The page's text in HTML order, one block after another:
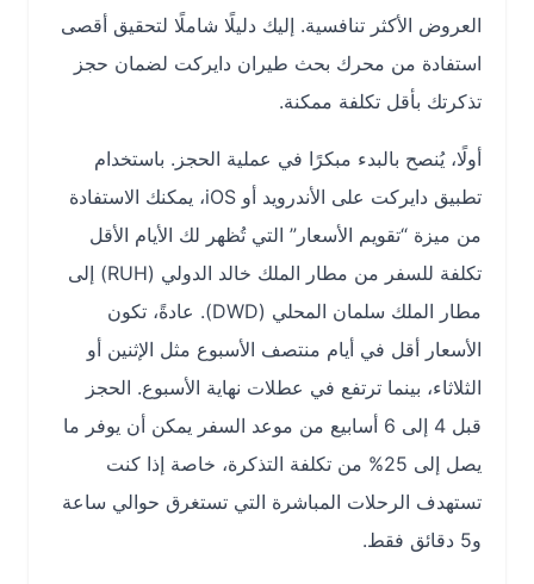
العروض الأكثر تنافسية. إليك دليلًا شاملًا لتحقيق أقصى
استفادة من محرك بحث طيران دايركت لضمان حجز
تذكرتك بأقل تكلفة ممكنة.
أولًا، يُنصح بالبدء مبكرًا في عملية الحجز. باستخدام
تطبيق دايركت على الأندرويد أو iOS، يمكنك الاستفادة
من ميزة “تقويم الأسعار” التي تُظهر لك الأيام الأقل
تكلفة للسفر من مطار الملك خالد الدولي (RUH) إلى
مطار الملك سلمان المحلي (DWD). عادةً، تكون
الأسعار أقل في أيام منتصف الأسبوع مثل الإثنين أو
الثلاثاء، بينما ترتفع في عطلات نهاية الأسبوع. الحجز
قبل 4 إلى 6 أسابيع من موعد السفر يمكن أن يوفر ما
يصل إلى 25% من تكلفة التذكرة، خاصة إذا كنت
تستهدف الرحلات المباشرة التي تستغرق حوالي ساعة